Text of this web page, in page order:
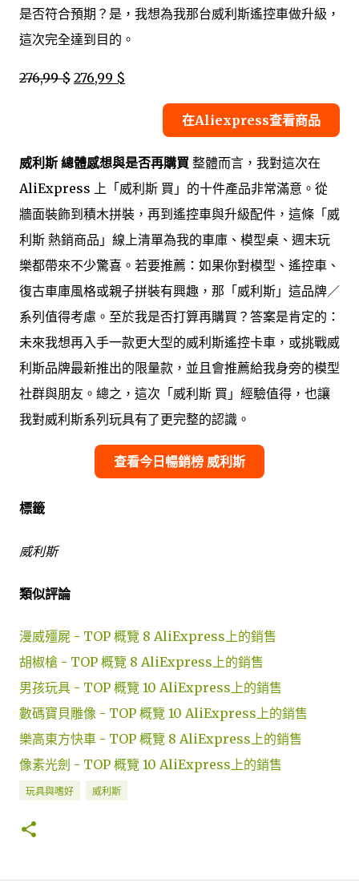
是否符合預期？是，我想為我那台威利斯遙控車做升級，
這次完全達到目的。
276,99 $ 276,99 $
在Aliexpress查看商品
威利斯 總體感想與是否再購買 整體而言，我對這次在
AliExpress 上「威利斯 買」的十件產品非常滿意。從
牆面裝飾到積木拼裝，再到遙控車與升級配件，這條「威
利斯 熱銷商品」線上清單為我的車庫、模型桌、週末玩
樂都帶來不少驚喜。若要推薦：如果你對模型、遙控車、
復古車庫風格或親子拼裝有興趣，那「威利斯」這品牌／
系列值得考慮。至於我是否打算再購買？答案是肯定的：
未來我想再入手一款更大型的威利斯遙控卡車，或挑戰威
利斯品牌最新推出的限量款，並且會推薦給我身旁的模型
社群與朋友。總之，這次「威利斯 買」經驗值得，也讓
我對威利斯系列玩具有了更完整的認識。
查看今日暢銷榜 威利斯
標籤
威利斯
類似評論
漫威殭屍 - TOP 概覽 8 AliExpress上的銷售
胡椒槍 - TOP 概覽 8 AliExpress上的銷售
男孩玩具 - TOP 概覽 10 AliExpress上的銷售
數碼寶貝雕像 - TOP 概覽 10 AliExpress上的銷售
樂高東方快車 - TOP 概覽 8 AliExpress上的銷售
像素光劍 - TOP 概覽 10 AliExpress上的銷售
玩具與嗜好 威利斯